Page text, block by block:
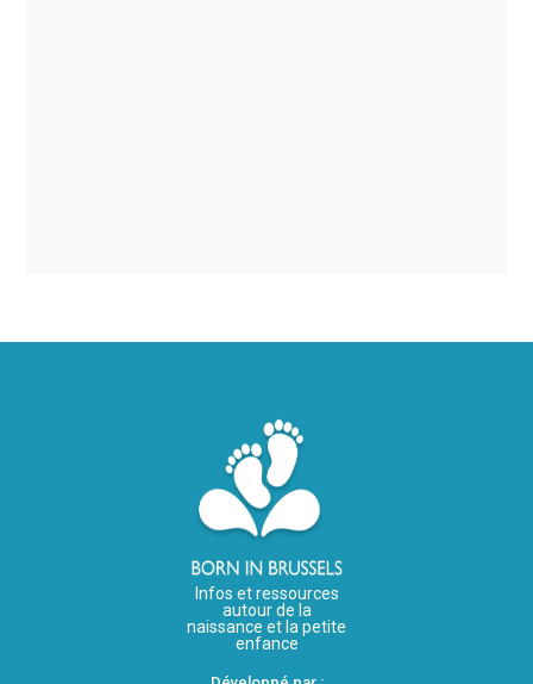
Infos et ressources
autour de la
naissance et la petite
enfance